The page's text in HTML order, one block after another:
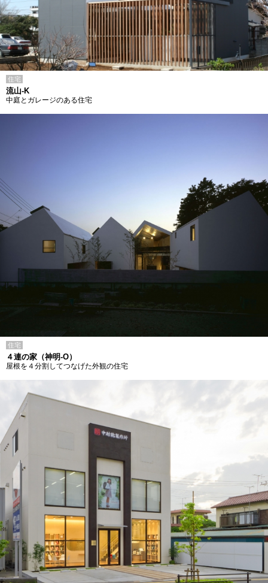
住宅
流山-K
中庭とガレージのある住宅
住宅
４連の家（神明-O）
屋根を４分割してつなげた外観の住宅